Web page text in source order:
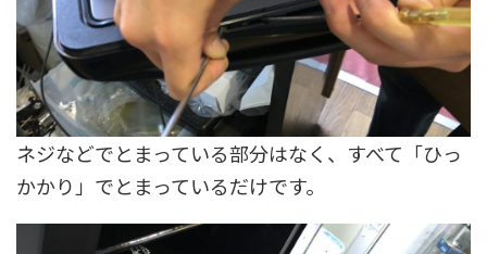
ネジなどでとまっている部分はなく、すべて「ひっ
かかり」でとまっているだけです。